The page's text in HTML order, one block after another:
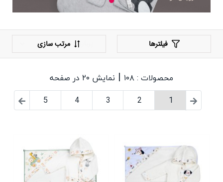
فیلترها مرتب سازی
محصولات : ۱۰۸ | نمایش ۲۰ در صفحه
1
2
3
4
5